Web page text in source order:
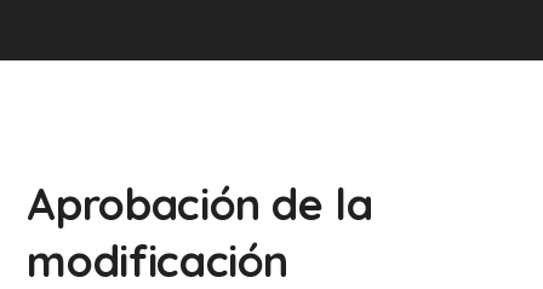
Aprobación de la
modificación